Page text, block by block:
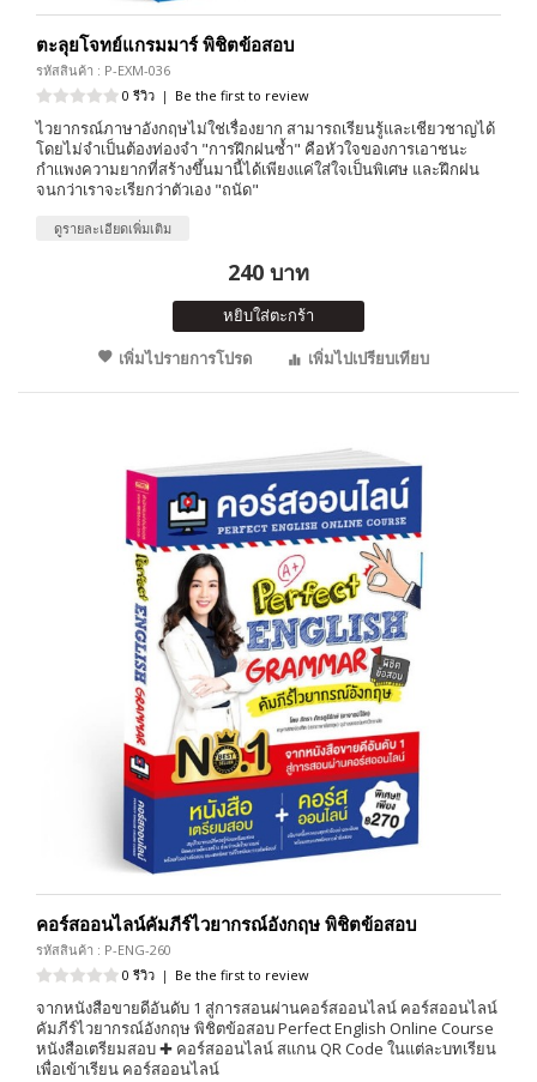
ตะลุยโจทย์แกรมมาร์ พิชิตข้อสอบ
รหัสสินค้า : P-EXM-036
0 รีวิว | Be the first to review
ไวยากรณ์ภาษาอังกฤษไม่ใช่เรื่องยาก สามารถเรียนรู้และเชียวชาญได้
โดยไม่จำเป็นต้องท่องจำ "การฝึกฝนซ้ำ" คือหัวใจของการเอาชนะ
กำเเพงความยากที่สร้างขึ้นมานี้ได้เพียงแค่ใส่ใจเป็นพิเศษ และฝึกฝน
จนกว่าเราจะเรียกว่าตัวเอง "ถนัด"
ดูรายละเอียดเพิ่มเติม
240 บาท
หยิบใส่ตะกร้า
เพิ่มไปรายการโปรด
เพิ่มไปเปรียบเทียบ
คอร์สออนไลน์คัมภีร์ไวยากรณ์อังกฤษ พิชิตข้อสอบ
รหัสสินค้า : P-ENG-260
0 รีวิว | Be the first to review
จากหนังสือขายดีอันดับ 1 สู่การสอนผ่านคอร์สออนไลน์ คอร์สออนไลน์
คัมภีร์ไวยากรณ์อังกฤษ พิชิตข้อสอบ Perfect English Online Course
หนังสือเตรียมสอบ ✚ คอร์สออนไลน์ สแกน QR Code ในแต่ละบทเรียน
เพื่อเข้าเรียน คอร์สออนไลน์